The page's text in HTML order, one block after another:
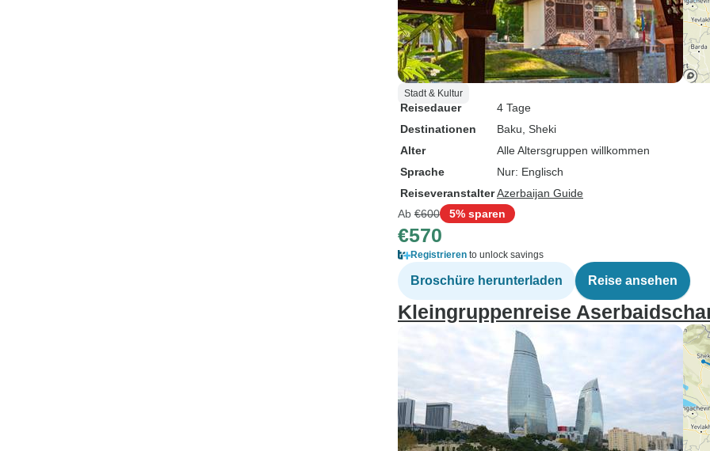
Stadt & Kultur
Reisedauer
4 Tage
Destinationen
Baku , Sheki
Alter
Alle Altersgruppen willkommen
Sprache
Nur: Englisch
ReiseveranstalterAzerbaijan Guide
Ab €600 5% sparen
€570
Registrieren to unlock savings
Broschüre herunterladen Reise ansehen
Kleingruppenreise